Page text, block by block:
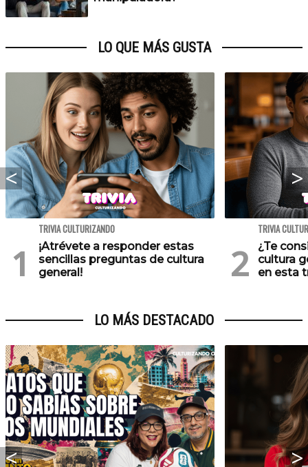
LO QUE MÁS GUSTA
TRIVIA CULTURIZANDO
¡Atrévete a responder estas
sencillas preguntas de cultura
general!
TRIVIA
¿Te
cultura
en esta
LO MÁS DESTACADO